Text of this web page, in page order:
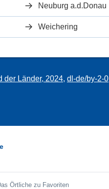
Neuburg a.d.Donau
Weichering
der Länder, 2024, dl-de/by-2-0
Örtliche zu Favoriten